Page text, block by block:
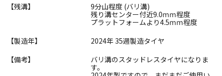
【残溝】
9分山程度 (バリ溝)
残り溝センター付近9.0ｍｍ程度
プラットフォームより4.5ｍｍ程度
【製造年】
2024年 35週製造タイヤ
【備考】
バリ溝のスタッドレスタイヤになりま
す。